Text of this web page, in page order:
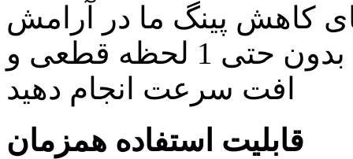
کاهش پینگ ما در آرامش
خاطر کار های روزمره خود را بدون حتی 1 لحظه قطعی و
افت سرعت انجام دهید
قابلیت استفاده همزمان